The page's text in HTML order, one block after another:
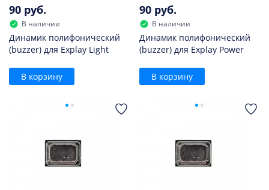
90 руб.
В наличии
Динамик полифонический
(buzzer) для Explay Light
В корзину
90 руб.
В наличии
Динамик полифонический
(buzzer) для Explay Power
В корзину